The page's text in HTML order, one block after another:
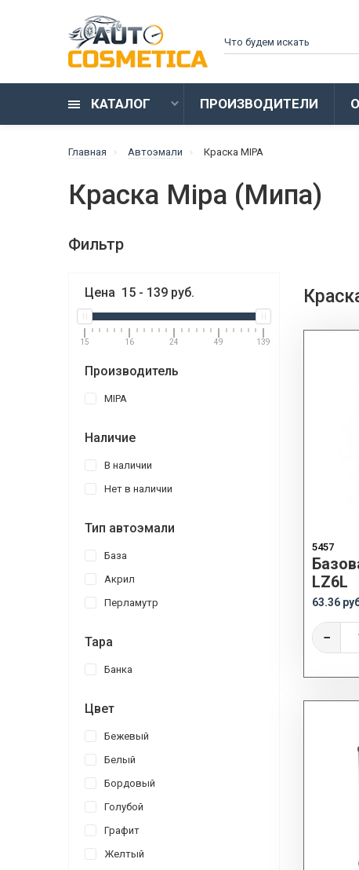
КАТАЛОГ ПРОИЗВОДИТЕЛИ
Главная Автоэмали Краска MIPA
Краска Mipa (Мипа)
Фильтр
Цена 15 - 139 руб.
15 16 24 49 139
Производитель
MIPA
Наличие
В наличии
Нет в наличии
Тип автоэмали
База
Акрил
Перламутр
Тара
Банка
Цвет
Бежевый
Белый
Бордовый
Голубой
Графит
Желтый
5457
LZ6L
63.36
−